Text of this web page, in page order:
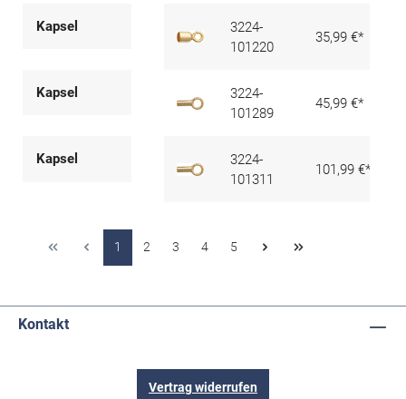
Kapsel
3224-
101220
35,99 €*
Kapsel
3224-
101289
45,99 €*
Kapsel
3224-
101311
101,99 €*
1 2 3 4 5
Kontakt
Vertrag widerrufen